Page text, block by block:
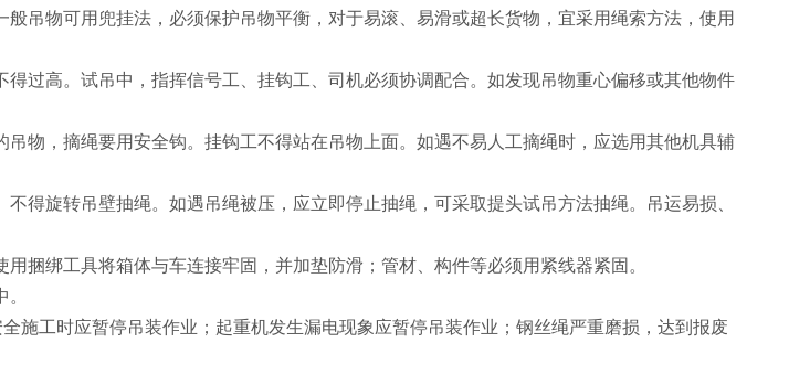
吊物可用兜挂法，必须保护吊物平衡，对于易滚、易滑或超长货物，宜采用绳索方法，使用
过高。试吊中，指挥信号工、挂钩工、司机必须协调配合。如发现吊物重心偏移或其他物件
物，摘绳要用安全钩。挂钩工不得站在吊物上面。如遇不易人工摘绳时，应选用其他机具辅
得旋转吊壁抽绳。如遇吊绳被压，应立即停止抽绳，可采取提头试吊方法抽绳。吊运易损、
捆绑工具将箱体与车连接牢固，并加垫防滑；管材、构件等必须用紧线器紧固。
施工时应暂停吊装作业；起重机发生漏电现象应暂停吊装作业；钢丝绳严重磨损，达到报废